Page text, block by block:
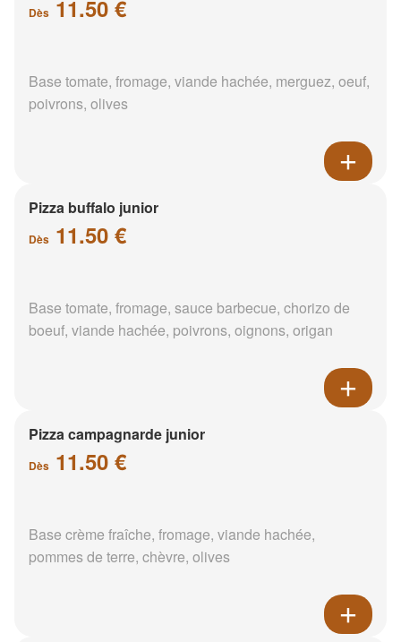
Dès 11.50 €
Base tomate, fromage, viande hachée, merguez, oeuf,
poivrons, olives
Pizza buffalo junior
Dès 11.50 €
Base tomate, fromage, sauce barbecue, chorizo de
boeuf, viande hachée, poivrons, oignons, origan
Pizza campagnarde junior
Dès 11.50 €
Base crème fraîche, fromage, viande hachée,
pommes de terre, chèvre, olives